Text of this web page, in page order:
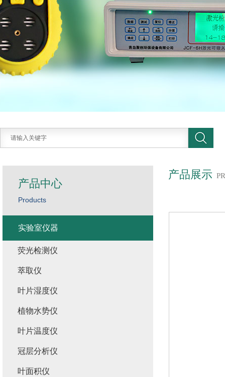
产品展示
产品中心
Products
实验室仪器
荧光检测仪
萃取仪
叶片湿度仪
植物水势仪
叶片温度仪
冠层分析仪
叶面积仪